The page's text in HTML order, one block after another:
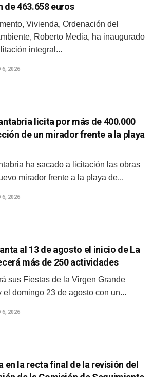
de 463.658 euros
Vivienda, Ordenación del
Roberto Media, ha inaugurado
integral...
6, 2026
licita por más de 400.000
de un mirador frente a la playa
ha sacado a licitación las obras
mirador frente a la playa de...
6, 2026
al 13 de agosto el inicio de La
más de 250 actividades
sus Fiestas de la Virgen Grande
el domingo 23 de agosto con un...
6, 2026
en la recta final de la revisión del